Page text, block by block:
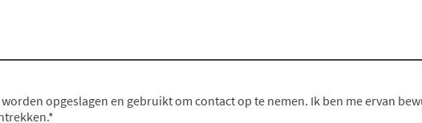
opgeslagen en gebruikt om contact op te nemen. Ik ben me ervan